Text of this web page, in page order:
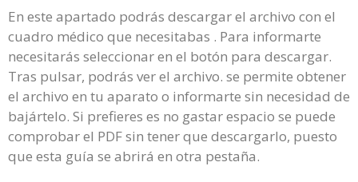
En este apartado podrás descargar el archivo con el
cuadro médico que necesitabas . Para informarte
necesitarás seleccionar en el botón para descargar.
Tras pulsar, podrás ver el archivo. se permite obtener
el archivo en tu aparato o informarte sin necesidad de
bajártelo. Si prefieres es no gastar espacio se puede
comprobar el PDF sin tener que descargarlo, puesto
que esta guía se abrirá en otra pestaña.